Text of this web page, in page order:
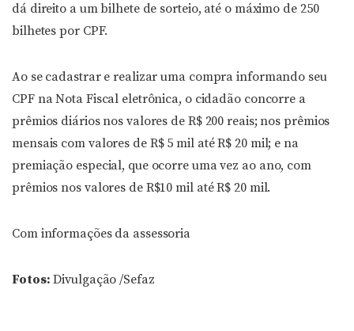
dá direito a um bilhete de sorteio, até o máximo de 250
bilhetes por CPF.
Ao se cadastrar e realizar uma compra informando seu
CPF na Nota Fiscal eletrônica, o cidadão concorre a
prêmios diários nos valores de R$ 200 reais; nos prêmios
mensais com valores de R$ 5 mil até R$ 20 mil; e na
premiação especial, que ocorre uma vez ao ano, com
prêmios nos valores de R$10 mil até R$ 20 mil.
Com informações da assessoria
Fotos: Divulgação /Sefaz